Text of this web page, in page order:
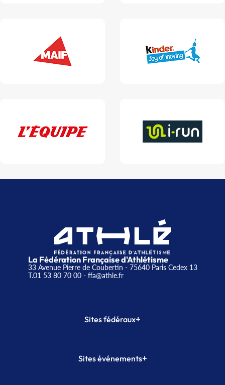
La Fédération Française d'Athlétisme
33 Avenue Pierre de Coubertin - 75640 Paris Cedex 13
T.01 53 80 70 00- ffa@athle.fr
Sites fédéraux+
Plateforme Formation
Sites événements+